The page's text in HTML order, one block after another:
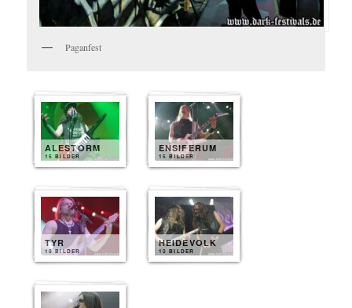
Paganfest
ALESTORM
15 BILDER
ENSIFERUM
15 BILDER
TYR
10 BILDER
HEIDEVOLK
10 BILDER